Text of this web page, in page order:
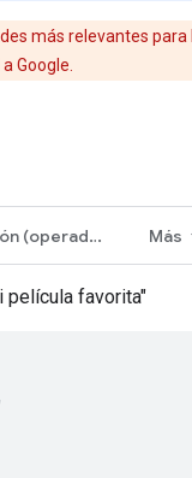
más relevantes
Google.
Organización (operador de TV) Más
película favorita"